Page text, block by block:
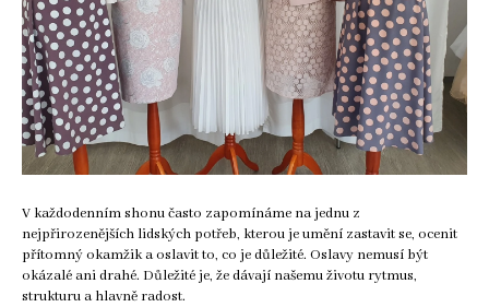
V každodenním shonu často zapomínáme na jednu z
nejpřirozenějších lidských potřeb, kterou je umění zastavit se, ocenit
přítomný okamžik a oslavit to, co je důležité. Oslavy nemusí být
okázalé ani drahé. Důležité je, že dávají našemu životu rytmus,
strukturu a hlavně radost.